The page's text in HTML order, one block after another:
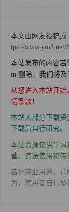
本文由网友投稿或
tps://www.ym3.net/
本站发布的内容若
m 删除，我们将及
从您进入本站开
切条款！
本站大部分下载
下载后自行研究。
本站资源仅供学
营、违法使用和传
若作商业用途，
为，使用者自行承